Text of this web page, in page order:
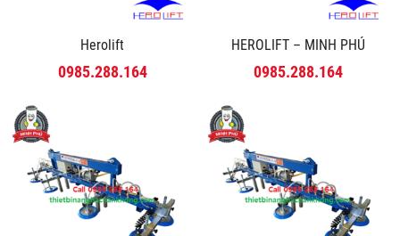
Herolift
0985.288.164
HEROLIFT – MINH PHÚ
0985.288.164